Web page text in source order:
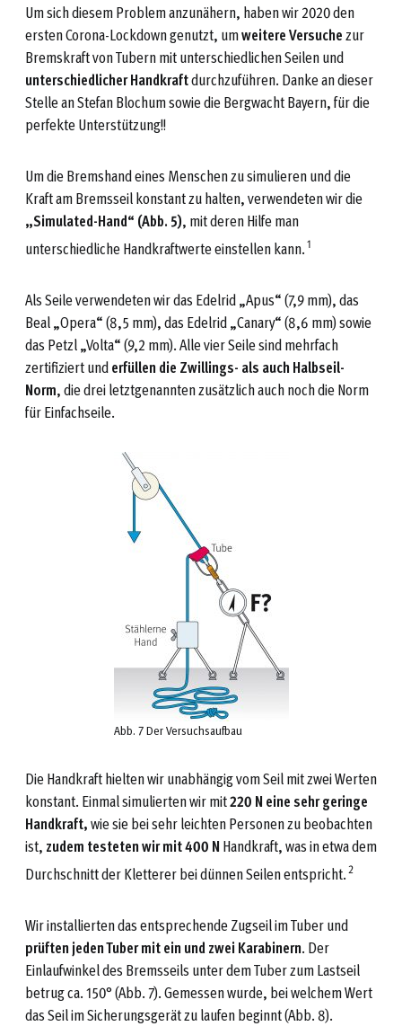
Um sich diesem Problem anzunähern, haben wir 2020 den
ersten Corona-Lockdown genutzt, umweitere Versuchezur
Bremskraft von Tubern mit unterschiedlichen Seilen und
unterschiedlicher Handkraftdurchzuführen. Danke an dieser
Stelle an Stefan Blochum sowie die Bergwacht Bayern, für die
perfekte Unterstützung!!
Um die Bremshand eines Menschen zu simulieren und die
Kraft am Bremsseil konstant zu halten, verwendeten wir die
„Simulated-Hand“ (Abb. 5), mit deren Hilfe man
unterschiedliche Handkraftwerte einstellen kann.1
Als Seile verwendeten wir das Edelrid „Apus“ (7,9 mm), das
Beal „Opera“ (8,5 mm), das Edelrid „Canary“ (8,6 mm) sowie
das Petzl „Volta“ (9,2 mm). Alle vier Seile sind mehrfach
zertifiziert underfüllen die Zwillings- als auch Halbseil-
Norm, die drei letztgenannten zusätzlich auch noch die Norm
für Einfachseile.
Abb. 7 Der Versuchsaufbau
Die Handkraft hielten wir unabhängig vom Seil mit zwei Werten
konstant. Einmal simulierten wir mit220 N eine sehr geringe
Handkraft,wie sie bei sehr leichten Personen zu beobachten
ist, zudem testeten wir mit 400 N Handkraft, was in etwa dem
Durchschnitt der Kletterer bei dünnen Seilen entspricht.2
Wir installierten das entsprechende Zugseil im Tuber und
prüften jeden Tuber mit ein und zwei Karabinern. Der
Einlaufwinkel des Bremsseils unter dem Tuber zum Lastseil
betrug ca. 150° (Abb. 7). Gemessen wurde, bei welchem Wert
das Seil im Sicherungsgerät zu laufen beginnt (Abb. 8).